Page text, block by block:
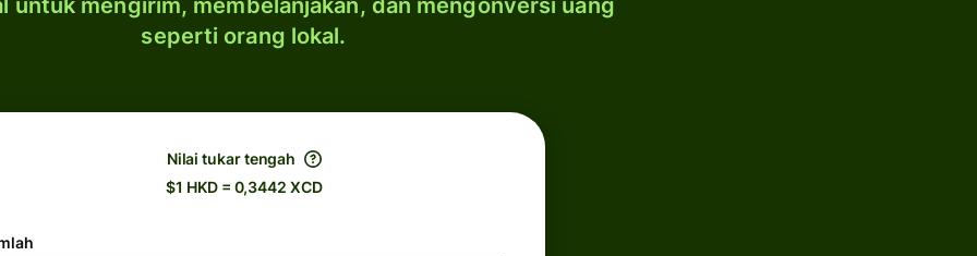
untuk mengirim, membelanjakan, dan mengonversi uang
seperti orang lokal.
Nilai tukar tengah
$1 HKD = 0,3442 XCD